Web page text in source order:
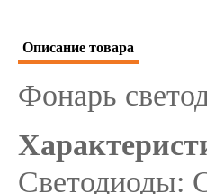
Описание товара
Фонарь
Светодиоды: